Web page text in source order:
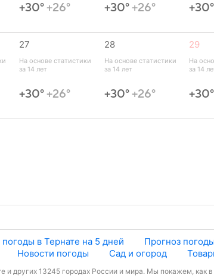
+30°+26° +30°+26°
27
На основе статистики
за 14 лет
+30°+26°
28
На основе статистики
за 14 лет
+30°+26°
29
На
за 14
погоды в Тернате на 5 дней Прогноз
Новости погоды
Сад и огород
других 13245 городах России и мира. Мы покажем, как